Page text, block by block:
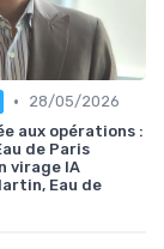
•
28/05/2026
aux opérations :
de Paris
virage IA
Eau de